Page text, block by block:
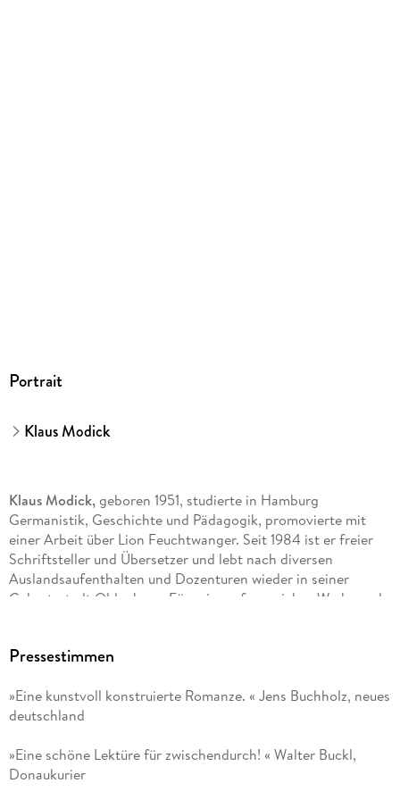
Portrait
Klaus Modick
Klaus Modick,geboren 1951, studierte in Hamburg
Germanistik, Geschichte und Pädagogik, promovierte mit
einer Arbeit über Lion Feuchtwanger. Seit 1984 ist er freier
Schriftsteller und Übersetzer und lebt nach diversen
Auslandsaufenthalten und Dozenturen wieder in seiner
Geburtsstadt Oldenburg. Für sein umfangreiches Werk wurde
Rheingau Literatur Preis und zuletzt dem Hannelore-Greve-
Villa Aurora. Zu seinen erfolgreichsten Romanen zählen »Der
kretische Gast« (2003), »Sunset« (2011), »Konzert ohne
erschien »Leonard Cohen« (2020) und der Roman
»Fahrtwind« (2021) sowie (mit Bernd Eilert) »Nachlese.
Pressestimmen
»Eine kunstvoll konstruierte Romanze. « Jens Buchholz, neues
deutschland
»Eine schöne Lektüre für zwischendurch! « Walter Buckl,
Donaukurier